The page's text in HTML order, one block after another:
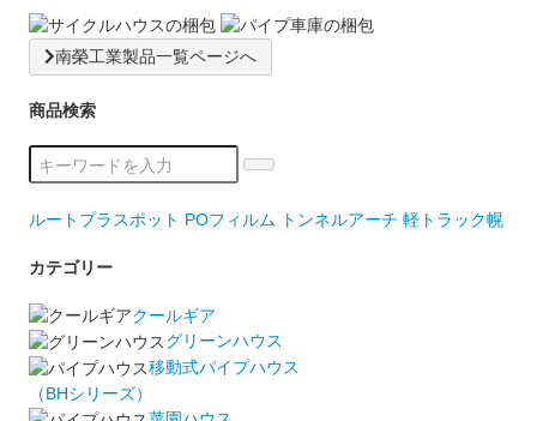
南榮工業製品一覧ページへ
商品検索
ルートプラスポット POフィルム トンネルアーチ 軽トラック幌
カテゴリー
クールギア
グリーンハウス
移動式パイプハウス
（BHシリーズ）